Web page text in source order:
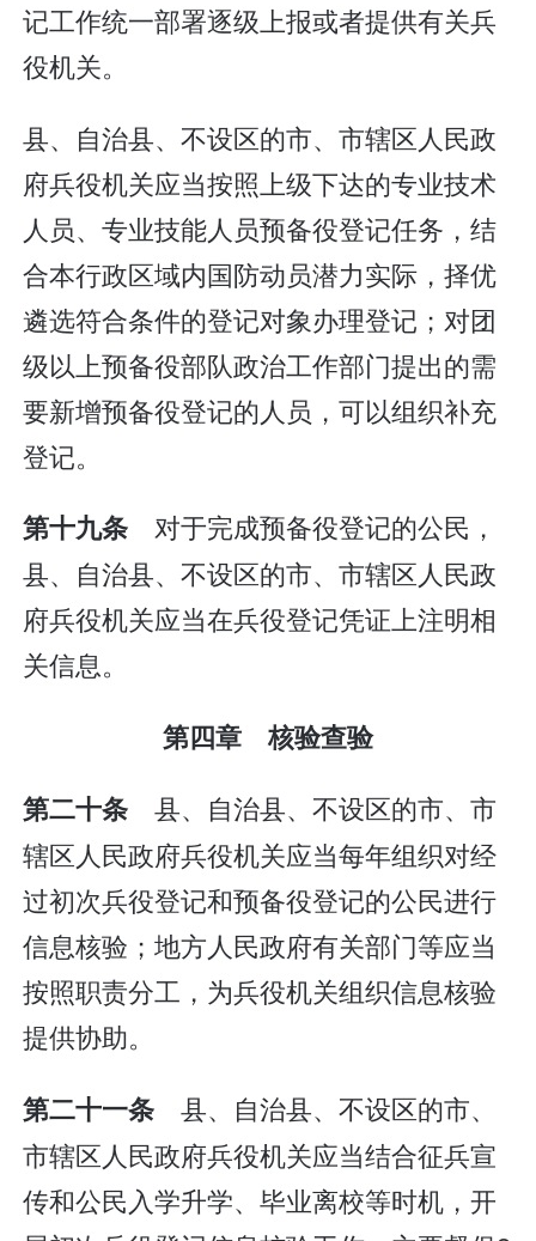
记工作统一部署逐级上报或者提供有关兵
役机关。
县、自治县、不设区的市、市辖区人民政
府兵役机关应当按照上级下达的专业技术
人员、专业技能人员预备役登记任务，结
合本行政区域内国防动员潜力实际，择优
遴选符合条件的登记对象办理登记；对团
级以上预备役部队政治工作部门提出的需
要新增预备役登记的人员，可以组织补充
登记。
第十九条对于完成预备役登记的公民，
县、自治县、不设区的市、市辖区人民政
府兵役机关应当在兵役登记凭证上注明相
关信息。
第四章 核验查验
第二十条 县、自治县、不设区的市、市
辖区人民政府兵役机关应当每年组织对经
过初次兵役登记和预备役登记的公民进行
信息核验；地方人民政府有关部门等应当
按照职责分工，为兵役机关组织信息核验
提供协助。
第二十一条 县、自治县、不设区的市、
市辖区人民政府兵役机关应当结合征兵宣
传和公民入学升学、毕业离校等时机，开